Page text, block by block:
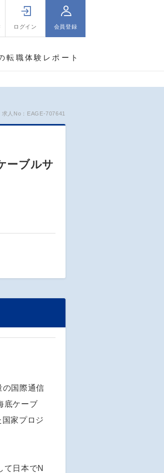
ログイン 会員登録
転職体験レポート
求人No：EAGE-707641
ーブルサ
の国際通信
底ケーブ
家プロジ
て日本でN